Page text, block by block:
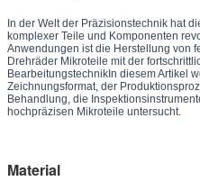
In der Welt der Präzisionstechnik hat
komplexer Teile und Komponenten
Anwendungen ist die Herstellung von
Drehräder Mikroteile mit der
BearbeitungstechnikIn diesem Artikel
Zeichnungsformat, der
Behandlung, die
hochpräzisen Mikroteile untersucht.
Material